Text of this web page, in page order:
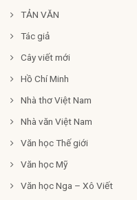
TẢN VĂN
Tác giả
Cây viết mới
Hồ Chí Minh
Nhà thơ Việt Nam
Nhà văn Việt Nam
Văn học Thế giới
Văn học Mỹ
Văn học Nga – Xô Viết